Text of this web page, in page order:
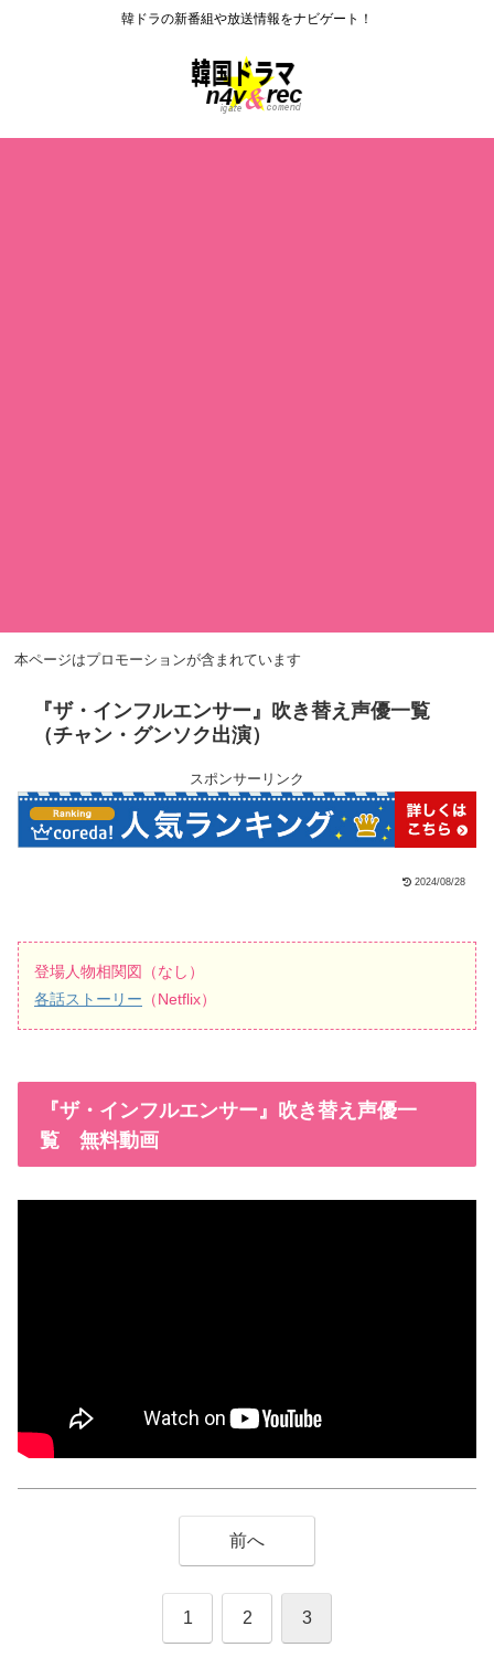
韓ドラの新番組や放送情報をナビゲート！
本ページはプロモーションが含まれています
『ザ・インフルエンサー』吹き替え声優一覧
（チャン・グンソク出演）
スポンサーリンク
2024/08/28
登場人物相関図（なし）
各話ストーリー （Netflix）
『ザ・インフルエンサー』吹き替え声優一
覧 無料動画
前へ
1 2 3